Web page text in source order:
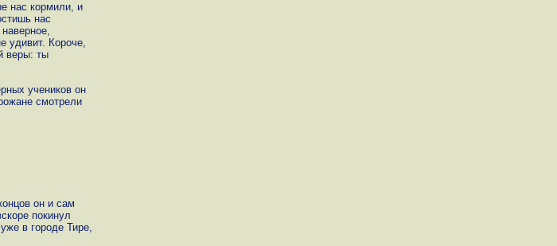
нас кормили, и
нас
удивит. Короче,
веры: ты
учеников он
смотрели
он и сам
покинул
в городе Тире,